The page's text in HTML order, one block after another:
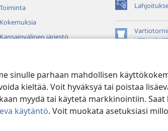
sinulle parhaan mahdollisen
kieltää. Voit hyväksyä tai poistaa
myydä tai käytetä markkinointiin.
käytäntö. Voit muokata asetuksiasi
Toiminta
Kokemuksia
Kansainvälinen järjestö
(avaa
uuden
ikkunan)
(avaa